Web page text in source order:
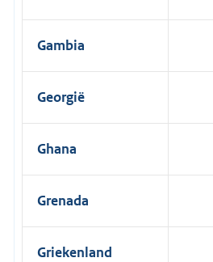
Gambia
Georgië
Ghana
Grenada
Griekenland